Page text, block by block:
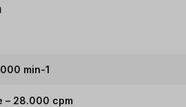
min-1
– 28.000 cpm